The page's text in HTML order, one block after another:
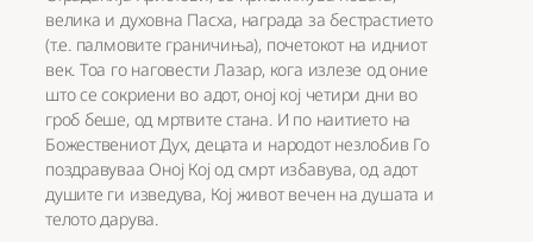
велика и духовна Пасха, награда за бестрастието
(т.е. палмовите граничиња), почетокот на идниот
век. Тоа го наговести Лазар, кога излезе од оние
што се сокриени во адот, оној кој четири дни во
гроб беше, од мртвите стана. И по наитието на
Божествениот Дух, децата и народот незлобив Го
поздравуваа Оној Кој од смрт избавува, од адот
душите ги изведува, Кој живот вечен на душата и
телото дарува.